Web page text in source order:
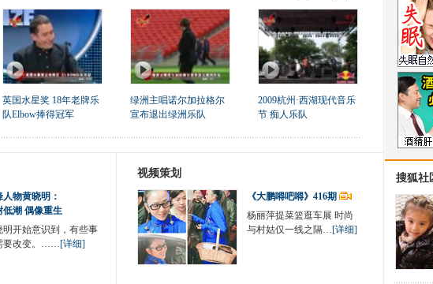
英国水星奖 18年老牌乐
队Elbow捧得冠军
绿洲主唱诺尔加拉格尔
宣布退出绿洲乐队
2009杭州·西湖现代音乐
节 痴人乐队
人物黄晓明：
低潮 偶像重生
明开始意识到，有些事
要改变。……[详细]
视频策划
《大鹏嘚吧嘚》416期
杨丽萍提菜篮逛车展 时尚
与村姑仅一线之隔…[详细]
搜狐社